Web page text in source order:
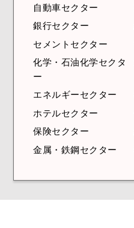
自動車セクター
銀行セクター
セメントセクター
化学・石油化学セクタ
ー
エネルギーセクター
ホテルセクター
保険セクター
金属・鉄鋼セクター